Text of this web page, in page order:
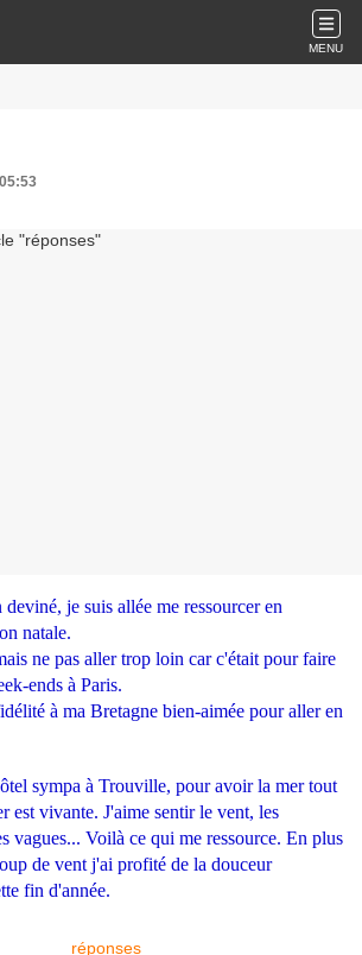
MENU
je suis allée me ressourcer en
natale.
ne pas aller trop loin car c'était pour faire
ends à Paris.
à ma Bretagne bien-aimée pour aller en
sympa à Trouville, pour avoir la mer tout
est vivante. J'aime sentir le vent, les
vagues... Voilà ce qui me ressource. En plus
de vent j'ai profité de la douceur
fin d'année.